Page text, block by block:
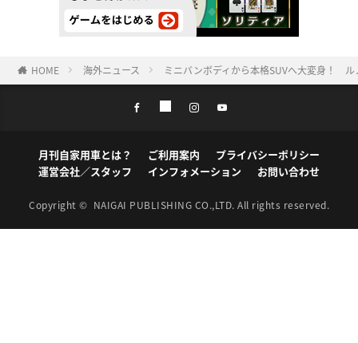
HOME 海外ニュース ミニバンボディから本格SUVへ大変身！
月刊自家用車とは？ ご利用案内
プライバシーポリシー
運営会社／スタッフ
インフォメーション お問い合わせ
Copyright © NAIGAI PUBLISHING CO.,LTD. All rights reserved.